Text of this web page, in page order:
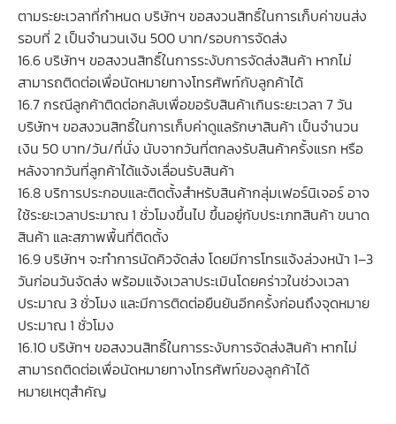
ตามระยะเวลาที่กำหนด บริษัทฯ ขอสงวนสิทธิ์ในการเก็บค่าขนส่ง
รอบที่ 2 เป็นจำนวนเงิน 500 บาท/รอบการจัดส่ง
16.6 บริษัทฯ ขอสงวนสิทธิ์ในการระงับการจัดส่งสินค้า หากไม่
สามารถติดต่อเพื่อนัดหมายทางโทรศัพท์กับลูกค้าได้
16.7 กรณีลูกค้าติดต่อกลับเพื่อขอรับสินค้าเกินระยะเวลา 7 วัน
บริษัทฯ ขอสงวนสิทธิ์ในการเก็บค่าดูแลรักษาสินค้า เป็นจำนวน
เงิน 50 บาท/วัน/ที่นั่ง นับจากวันที่ตกลงรับสินค้าครั้งแรก หรือ
หลังจากวันที่ลูกค้าได้แจ้งเลื่อนรับสินค้า
16.8 บริการประกอบและติดตั้งสำหรับสินค้ากลุ่มเฟอร์นิเจอร์ อาจ
ใช้ระยะเวลาประมาณ 1 ชั่วโมงขึ้นไป ขึ้นอยู่กับประเภทสินค้า ขนาด
สินค้า และสภาพพื้นที่ติดตั้ง
16.9 บริษัทฯ จะทำการนัดคิวจัดส่ง โดยมีการโทรแจ้งล่วงหน้า 1–3
วันก่อนวันจัดส่ง พร้อมแจ้งเวลาประเมินโดยคร่าวในช่วงเวลา
ประมาณ 3 ชั่วโมง และมีการติดต่อยืนยันอีกครั้งก่อนถึงจุดหมาย
ประมาณ 1 ชั่วโมง
16.10 บริษัทฯ ขอสงวนสิทธิ์ในการระงับการจัดส่งสินค้า หากไม่
สามารถติดต่อเพื่อนัดหมายทางโทรศัพท์ของลูกค้าได้
หมายเหตุสำคัญ